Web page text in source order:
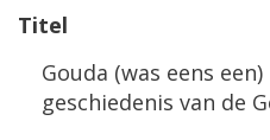
Titel
Gouda (was eens
geschiedenis van de